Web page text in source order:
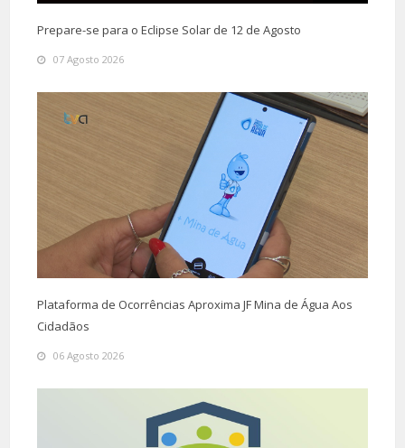
Prepare-se para o Eclipse Solar de 12 de Agosto
07 Agosto 2026
Plataforma de Ocorrências Aproxima JF Mina de Água Aos
Cidadãos
06 Agosto 2026